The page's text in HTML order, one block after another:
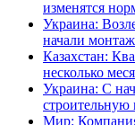
изменятся
Украина:
начали
Казахстан:
несколько
Украина: С
Мир: